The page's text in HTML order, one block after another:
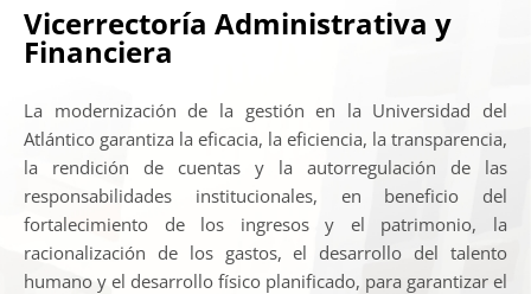
Vicerrectoría Administrativa y
Financiera
La modernización de la gestión en la Universidad del
Atlántico garantiza la eficacia, la eficiencia, la transparencia,
la rendición de cuentas y la autorregulación de las
responsabilidades institucionales, en beneficio del
fortalecimiento de los ingresos y el patrimonio, la
racionalización de los gastos, el desarrollo del talento
humano y el desarrollo físico planificado, para garantizar el